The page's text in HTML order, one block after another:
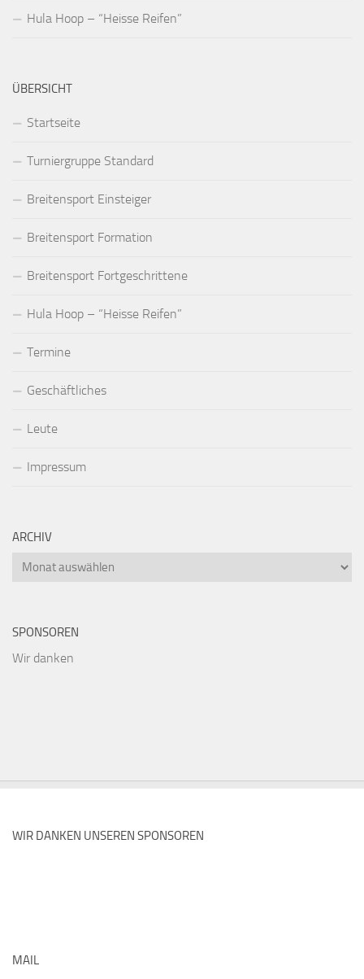
Hula Hoop – “Heisse Reifen”
ÜBERSICHT
Startseite
Turniergruppe Standard
Breitensport Einsteiger
Breitensport Formation
Breitensport Fortgeschrittene
Hula Hoop – “Heisse Reifen”
Termine
Geschäftliches
Leute
Impressum
ARCHIV
Archiv
SPONSOREN
Wir danken
WIR DANKEN UNSEREN SPONSOREN
MAIL